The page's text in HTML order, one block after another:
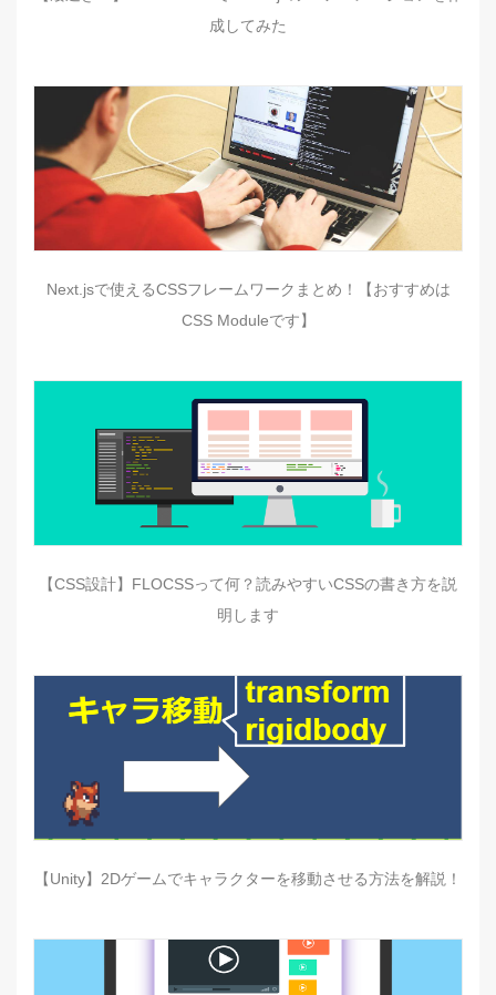
成してみた
Next.jsで使えるCSSフレームワークまとめ！【おすすめは
CSS Moduleです】
【CSS設計】FLOCSSって何？読みやすいCSSの書き方を説
明します
【Unity】2Dゲームでキャラクターを移動させる方法を解説！